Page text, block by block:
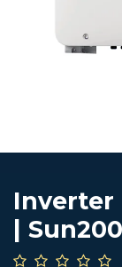
Inverter
|